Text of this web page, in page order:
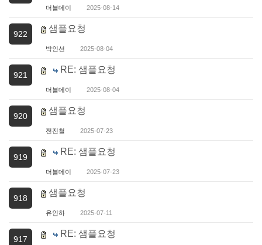
더블데이 2025-08-14
922
샘플요청
박인선 2025-08-04
921
RE: 샘플요청
더블데이 2025-08-04
920
샘플요청
전진철 2025-07-23
919
RE: 샘플요청
더블데이 2025-07-23
918
샘플요청
유인하 2025-07-11
917
RE: 샘플요청